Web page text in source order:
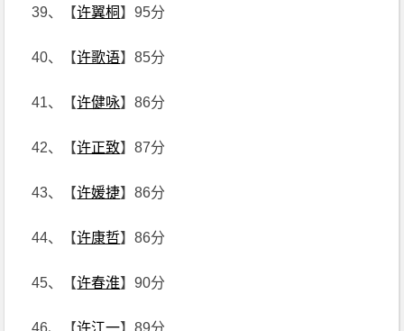
39、【许翼桐 】95分
40、【许歌语】85分
41、【许健咏】86分
42、【许正致】87分
43、【许媛捷】86分
44、【许康哲】86分
45、【许春淮】90分
46、【许江一】89分